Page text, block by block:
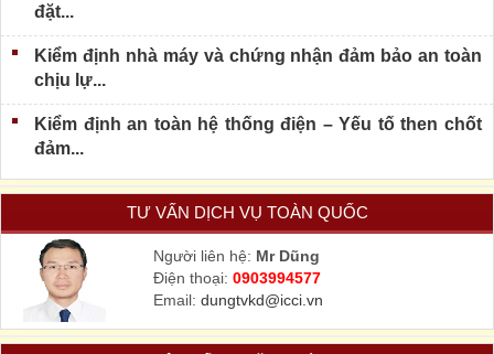
đặt...
Kiểm định nhà máy và chứng nhận đảm bảo an toàn
chịu lự...
Kiểm định an toàn hệ thống điện – Yếu tố then chốt
đảm...
TƯ VẤN DỊCH VỤ TOÀN QUỐC
Người liên hệ: Mr Dũng
Điện thoại: 0903994577
Email: dungtvkd@icci.vn